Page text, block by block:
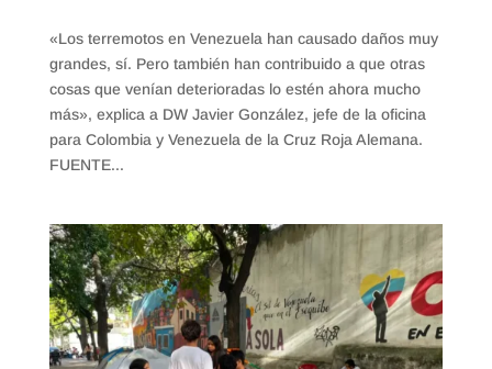
«Los terremotos en Venezuela han causado daños muy
grandes, sí. Pero también han contribuido a que otras
cosas que venían deterioradas lo estén ahora mucho
más», explica a DW Javier González, jefe de la oficina
para Colombia y Venezuela de la Cruz Roja Alemana.
FUENTE...